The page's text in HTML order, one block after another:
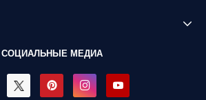
СОЦИАЛЬНЫЕ МЕДИА